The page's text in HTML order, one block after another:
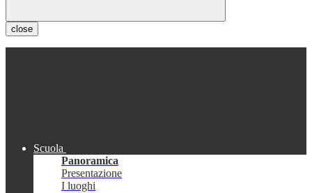
close
Scuola
Panoramica
Presentazione
I luoghi